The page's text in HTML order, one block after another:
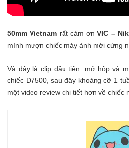
50mm Vietnam rất cảm ơnVIC –
mình mượn chiếc máy ảnh mới cứng
Và đây là clip đầu tiên: mở hộp và
chiếc D7500, sau đây khoảng cỡ 1
một video review chi tiết hơn về chiếc